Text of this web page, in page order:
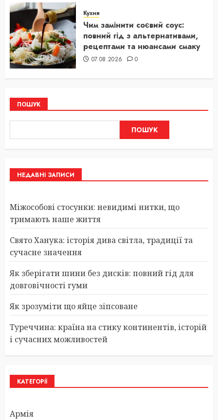
Кухня
Чим замінити соєвий соус:
повний гід з альтернативами,
рецептами та нюансами смаку
07.08.2026 0
ПОШУК
ПОШУК
НЕДАВНІ ЗАПИСИ
Міжособові стосунки: невидимі нитки, що
тримають наше життя
Свято Ханука: історія дива світла, традиції та
сучасне значення
Як зберігати шини без дисків: повний гід для
довговічності гуми
Як зрозуміти що яйце зіпсоване
Туреччина: країна на стику континентів, історій
і сучасних можливостей
КАТЕГОРІЇ
Армія